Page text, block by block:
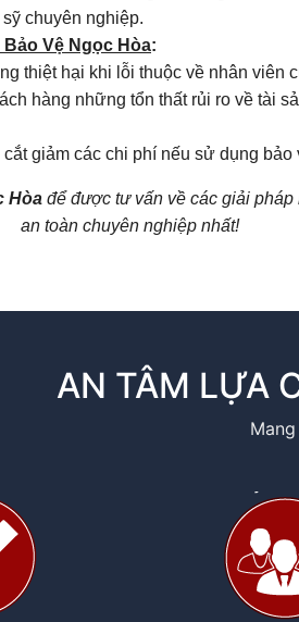
chuyên nghiệp.
Vệ Ngọc Hòa:
thiệt hại khi lỗi thuộc về nhân viên
hàng những tổn thất rủi ro về tài
giảm các chi phí nếu sử dụng bảo
Hòađể được tư vấn về các giải pháp
an toàn chuyên nghiệp nhất!
AN TÂM LỰA